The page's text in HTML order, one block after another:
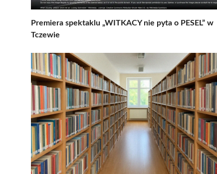
Premiera spektaklu „WITKACY nie pyta o PESEL” w
Tczewie